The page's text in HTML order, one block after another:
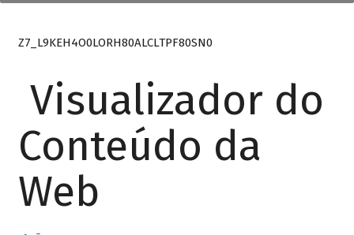
Z7_L9KEH4O0LORH80ALCLTPF80SN0
Visualizador do
Conteúdo da
Web